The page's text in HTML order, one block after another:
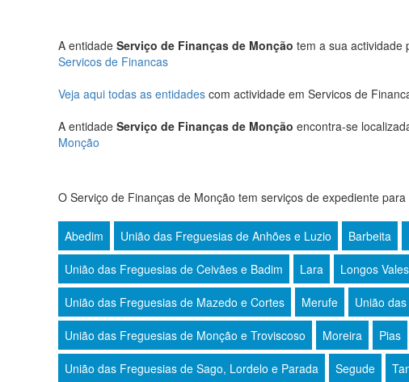
A entidade Serviço de Finanças de Monção tem a sua actividade
Servicos de Financas
Veja aqui todas as entidades com actividade em Servicos de
A entidade Serviço de Finanças de Monção encontra-se
Monção
O Serviço de Finanças de Monção tem serviços de expediente
Abedim União das Freguesias de Anhões e Luzio Barbeita
União das Freguesias de Ceivães e Badim Lara Longos Vales
União das Freguesias de Mazedo e Cortes Merufe União
União das Freguesias de Monção e Troviscoso Moreira Pias
União das Freguesias de Sago, Lordelo e Parada Segude